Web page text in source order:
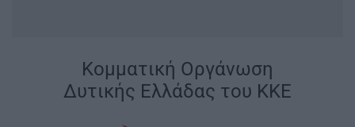
Κομματική Οργάνωση
Δυτικής Ελλάδας του ΚΚΕ